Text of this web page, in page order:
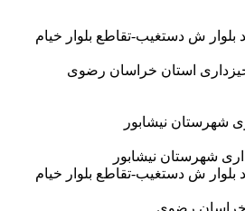
ش دستغیب-تقاطع بلوار خیام
استان خراسان رضوی
شهرستان نیشابور
شهرستان نیشابور
ش دستغیب-تقاطع بلوار خیام
خراسان رضوی